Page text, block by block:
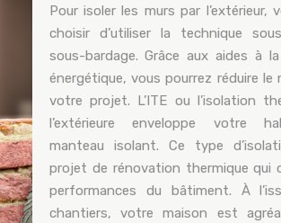
Pour isoler les murs par l’extérieur,
choisir d’utiliser la technique
sous-bardage. Grâce aux aides à
énergétique, vous pourrez réduire
votre projet. L’ITE ou l’isolation
l’extérieure enveloppe votre
manteau isolant. Ce type
projet de rénovation thermique qui
performances du bâtiment. À
chantiers, votre maison est